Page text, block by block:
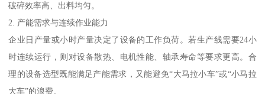
破碎效率高、出料均匀。
2. 产能需求与连续作业能力
企业日产量或小时产量决定了设备的工作负荷。若生产线需要24小
时连续运行，则对设备散热、电机性能、轴承寿命等要求更高。合
理的设备选型既能满足产能需求，又能避免“大马拉小车”或“小马拉
大车”的浪费。